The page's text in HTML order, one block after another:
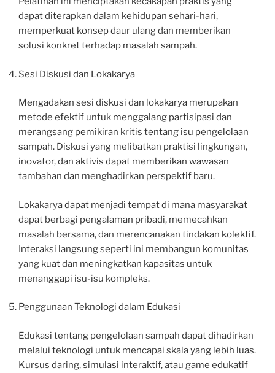
dapat diterapkan dalam kehidupan sehari-hari,
memperkuat konsep daur ulang dan memberikan
solusi konkret terhadap masalah sampah.
Sesi Diskusi dan Lokakarya
Mengadakan sesi diskusi dan lokakarya merupakan
metode efektif untuk menggalang partisipasi dan
merangsang pemikiran kritis tentang isu pengelolaan
sampah. Diskusi yang melibatkan praktisi lingkungan,
inovator, dan aktivis dapat memberikan wawasan
tambahan dan menghadirkan perspektif baru.
Lokakarya dapat menjadi tempat di mana masyarakat
dapat berbagi pengalaman pribadi, memecahkan
masalah bersama, dan merencanakan tindakan kolektif.
Interaksi langsung seperti ini membangun komunitas
yang kuat dan meningkatkan kapasitas untuk
menanggapi isu-isu kompleks.
Penggunaan Teknologi dalam Edukasi
Edukasi tentang pengelolaan sampah dapat dihadirkan
melalui teknologi untuk mencapai skala yang lebih luas.
Kursus daring, simulasi interaktif, atau game edukatif